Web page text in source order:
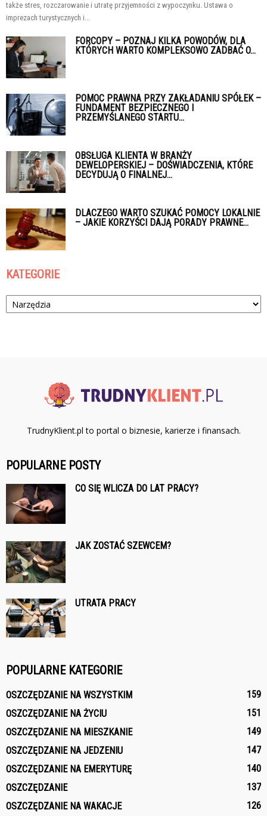
także stres, rozczarowanie i utratę przyjemności z wypoczynku. Ustawa o
imprezach turystycznych i...
FORCOPY – POZNAJ KILKA POWODÓW, DLA
KTÓRYCH WARTO KOMPLEKSOWO ZADBAĆ O...
POMOC PRAWNA PRZY ZAKŁADANIU SPÓŁEK –
FUNDAMENT BEZPIECZNEGO I
PRZEMYŚLANEGO STARTU...
OBSŁUGA KLIENTA W BRANŻY
DEWELOPERSKIEJ – DOŚWIADCZENIA, KTÓRE
DECYDUJĄ O FINALNEJ...
DLACZEGO WARTO SZUKAĆ POMOCY LOKALNIE
– JAKIE KORZYŚCI DAJĄ PORADY PRAWNE...
KATEGORIE
Kategorie
TrudnyKlient.pl to portal o biznesie, karierze i finansach.
POPULARNE POSTY
CO SIĘ WLICZA DO LAT PRACY?
JAK ZOSTAĆ SZEWCEM?
UTRATA PRACY
POPULARNE KATEGORIE
OSZCZĘDZANIE NA WSZYSTKIM
159
OSZCZĘDZANIE NA ŻYCIU
151
OSZCZĘDZANIE NA MIESZKANIE
149
OSZCZĘDZANIE NA JEDZENIU
147
OSZCZĘDZANIE NA EMERYTURĘ
140
OSZCZĘDZANIE
137
OSZCZĘDZANIE NA WAKACJE
126